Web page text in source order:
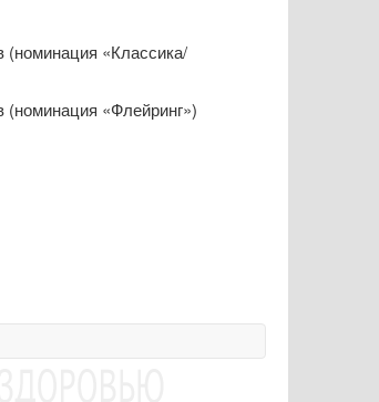
(номинация «Классика/
«Флейринг»)